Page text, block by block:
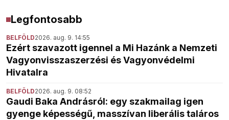
Legfontosabb
BELFÖLD2026. aug. 9. 14:55
Ezért szavazott igennel a Mi Hazánk a Nemzeti
Vagyonvisszaszerzési és Vagyonvédelmi
Hivatalra
BELFÖLD2026. aug. 9. 08:52
Gaudi Baka Andrásról: egy szakmailag igen
gyenge képességű, masszívan liberális taláros